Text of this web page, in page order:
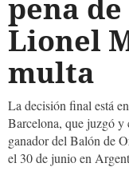
pena
Lionel
multa
La decisión final está
Barcelona, que juzgó y
ganador del Balón de
el 30 de junio en